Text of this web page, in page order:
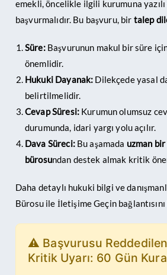
emekli, öncelikle ilgili kurumuna
başvurmalıdır. Bu başvuru, bir talep
Süre:Başvurunun makul bir süre
önemlidir.
Hukuki Dayanak: Dilekçede yasal
belirtilmelidir.
Cevap Süresi:Kurumun olumsuz
durumunda, idari yargı yolu açılır.
Dava Süreci:Bu aşamada uzman
bürosundan destek almak kritik
Daha detaylı hukuki bilgi ve
Bürosu ile İletişime Geçin
⚠️ Başvurusu
Kritik Uyarı: 60 Gün